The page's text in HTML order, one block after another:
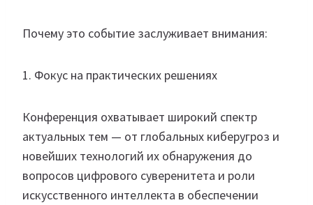
Почему это событие заслуживает внимания:
1. Фокус на практических решениях
Конференция охватывает широкий спектр
актуальных тем — от глобальных киберугроз и
новейших технологий их обнаружения до
вопросов цифрового суверенитета и роли
искусственного интеллекта в обеспечении